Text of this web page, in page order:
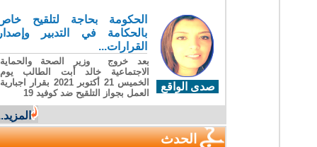
صدى الواقع
الحكومة بحاجة لتلقيح خاص
بالحكامة في التدبير وإصدار
القرارات...
بعد خروج وزير الصحة والحماية
الاجتماعية خالد أبت الطالب يوم
الخميس 21 أكتوبر 2021 بقرار اجبارية
العمل بجواز التلقيح ضد كوفيد 19
المزيد...
الحدث